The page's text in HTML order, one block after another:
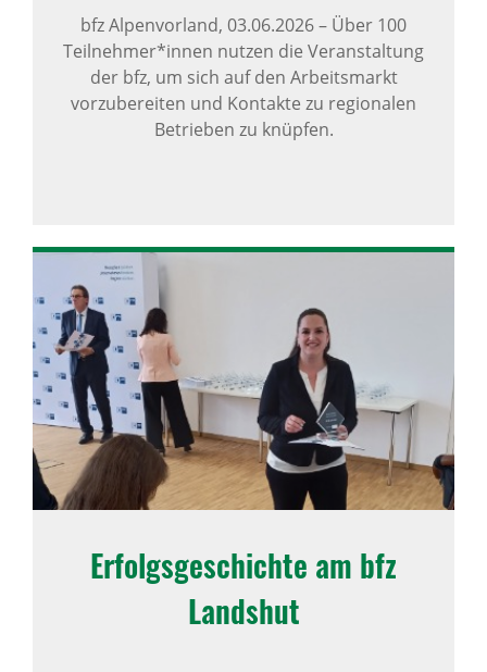
bfz Alpenvorland, 03.06.2026– Über 100
Teilnehmer*innen nutzen die Veranstaltung
der bfz, um sich auf den Arbeitsmarkt
vorzubereiten und Kontakte zu regionalen
Betrieben zu knüpfen.
Erfolgs­ge­schichte am bfz
Landshut